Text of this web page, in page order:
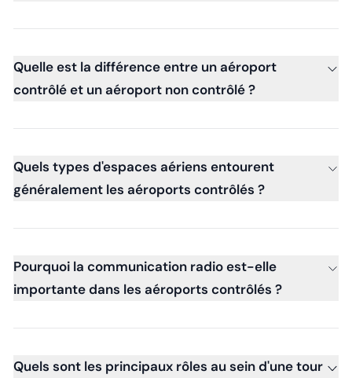
Quelle est la différence entre un aéroport
contrôlé et un aéroport non contrôlé ?
Quels types d'espaces aériens entourent
généralement les aéroports contrôlés ?
Pourquoi la communication radio est-elle
importante dans les aéroports contrôlés ?
Quels sont les principaux rôles au sein d'une tour